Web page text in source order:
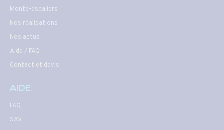
Monte-escaliers
Nos réalisations
Nos actus
Aide / FAQ
Contact et devis
AIDE
FAQ
SAV